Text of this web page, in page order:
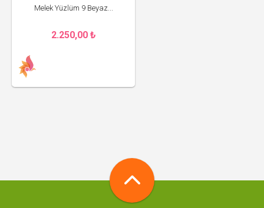
Melek Yüzlüm 9 Beyaz...
2.250,00 ₺